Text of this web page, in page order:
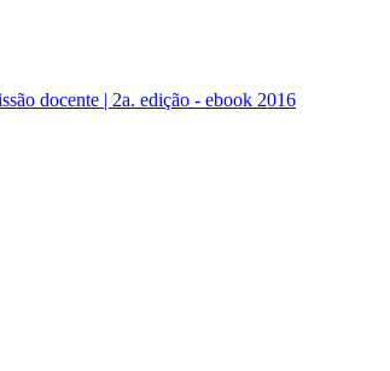
docente | 2a. edição - ebook 2016